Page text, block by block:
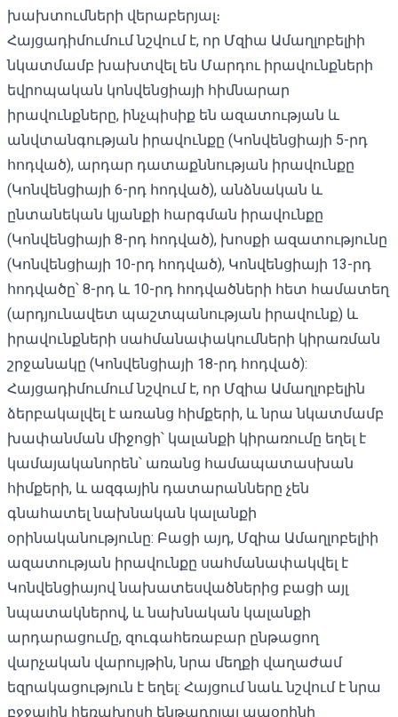
խախտումների վերաբերյալ։
Հայցադիմումում նշվում է, որ Մզիա Ամաղլոբելիի
նկատմամբ խախտվել են Մարդու իրավունքների
եվրոպական կոնվենցիայի հիմնարար
իրավունքները, ինչպիսիք են ազատության և
անվտանգության իրավունքը (Կոնվենցիայի 5-րդ
հոդված), արդար դատաքննության իրավունքը
(Կոնվենցիայի 6-րդ հոդված), անձնական և
ընտանեկան կյանքի հարգման իրավունքը
(Կոնվենցիայի 8-րդ հոդված), խոսքի ազատությունը
(Կոնվենցիայի 10-րդ հոդված), Կոնվենցիայի 13-րդ
հոդվածը՝ 8-րդ և 10-րդ հոդվածների հետ համատեղ
(արդյունավետ պաշտպանության իրավունք) և
իրավունքների սահմանափակումների կիրառման
շրջանակը (Կոնվենցիայի 18-րդ հոդված):
Հայցադիմումում նշվում է, որ Մզիա Ամաղլոբելին
ձերբակալվել է առանց հիմքերի, և նրա նկատմամբ
խափանման միջոցի՝ կալանքի կիրառումը եղել է
կամայականորեն՝ առանց համապատասխան
հիմքերի, և ազգային դատարանները չեն
գնահատել նախնական կալանքի
օրինականությունը: Բացի այդ, Մզիա Ամաղլոբելիի
ազատության իրավունքը սահմանափակվել է
Կոնվենցիայով նախատեսվածներից բացի այլ
նպատակներով, և նախնական կալանքի
արդարացումը, զուգահեռաբար ընթացող
վարչական վարույթին, նրա մեղքի վաղաժամ
եզրակացություն է եղել: Հայցում նաև նշվում է նրա
բջջային հեռախոսի ենթադրյալ ապօրինի